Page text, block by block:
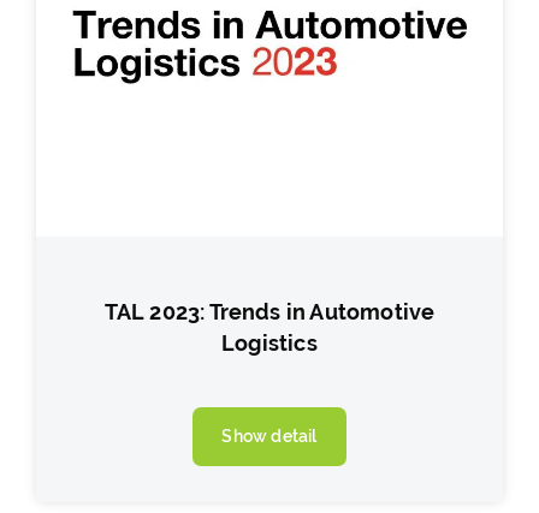
TAL 2023: Trends in Automotive
Logistics
Show detail